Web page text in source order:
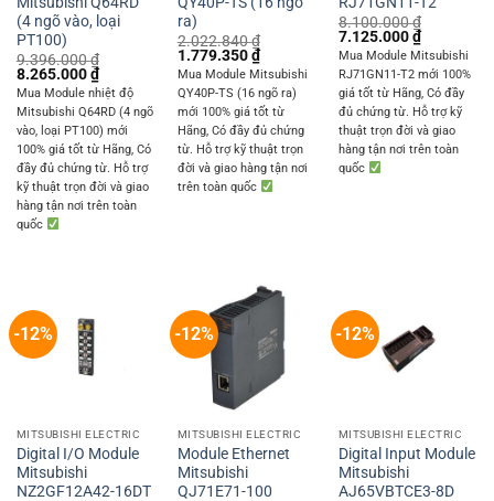
(4 ngõ vào, loại
PT100)
9.396.000₫
Original
price
was:
9.396.000 ₫.
8.265.000₫Current
price
is:
8.265.000 ₫.
Mua Module nhiệt độ
Mitsubishi Q64RD (4 ngõ
vào, loại PT100) mới
100% giá tốt từ Hãng, Có
đầy đủ chứng từ. Hỗ trợ
kỹ thuật trọn đời và giao
hàng tận nơi trên toàn
quốc
ra)
2.022.840₫
Original
price
was:
2.022.840 ₫.
1.779.350₫Current
price
is:
1.779.350 ₫.
Mua Module Mitsubishi
QY40P-TS (16 ngõ ra)
mới 100% giá tốt từ
Hãng, Có đầy đủ chứng
từ. Hỗ trợ kỹ thuật trọn
đời và giao hàng tận nơi
trên toàn quốc
8.100.000₫
Original
price
was:
8.100.000 ₫.
7.125.000₫Current
price
is:
7.125.000
Mua Module Mitsubishi
RJ71GN11-T2 mới 100%
giá tốt từ Hãng, Có đầy
đủ chứng từ. Hỗ trợ kỹ
thuật trọn đời và giao
hàng tận nơi trên toàn
quốc
-12%
MITSUBISHI ELECTRIC
Digital I/O Module
Mitsubishi
NZ2GF12A42-16DT
-12%
MITSUBISHI ELECTRIC
Module Ethernet
Mitsubishi
QJ71E71-100
-12%
MITSUBISHI ELECTRIC
Digital Input Module
Mitsubishi
AJ65VBTCE3-8D